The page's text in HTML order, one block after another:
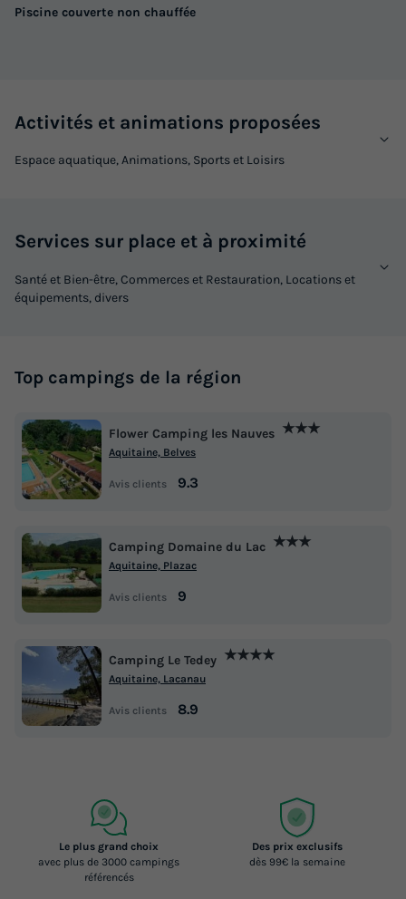
Piscine couverte non chauffée
Activités et animations proposées
Espace aquatique, Animations, Sports et Loisirs
Services sur place et à proximité
Santé et Bien-être, Commerces et Restauration, Locations et
équipements, divers
Top campings de la région
Flower Camping les Nauves ★★★
Aquitaine, Belves
Avis clients 9.3
Camping Domaine du Lac ★★★
Aquitaine, Plazac
Avis clients 9
Camping Le Tedey ★★★★
Aquitaine, Lacanau
Avis clients 8.9
Le plus grand choix
avec plus de 3000 campings
référencés
Des prix exclusifs
dès 99€ la semaine